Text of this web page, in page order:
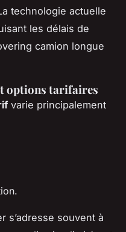
technologie actuelle
les délais de
camion longue
options tarifaires
varie principalement
s’adresse souvent à